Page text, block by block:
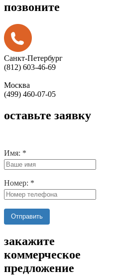
позвоните
Санкт-Петербург
(812) 603-46-69
Москва
(499) 460-07-05
оставьте заявку
Имя: *
Номер: *
Отправить
закажите
коммерческое
предложение